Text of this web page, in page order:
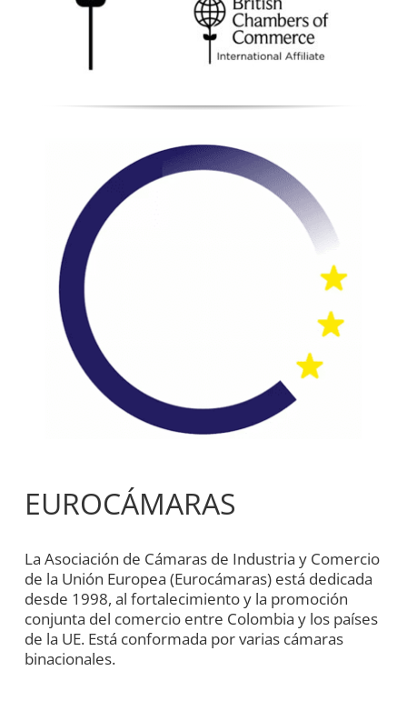
EUROCÁMARAS
La Asociación de Cámaras de Industria y Comercio
de la Unión Europea (Eurocámaras) está dedicada
desde 1998, al fortalecimiento y la promoción
conjunta del comercio entre Colombia y los países
de la UE. Está conformada por varias cámaras
binacionales.